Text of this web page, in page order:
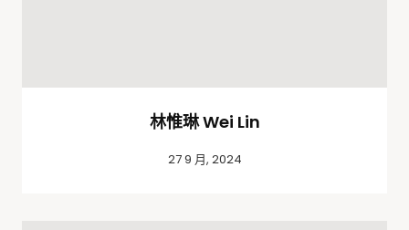
林惟琳 Wei Lin
27 9 月, 2024